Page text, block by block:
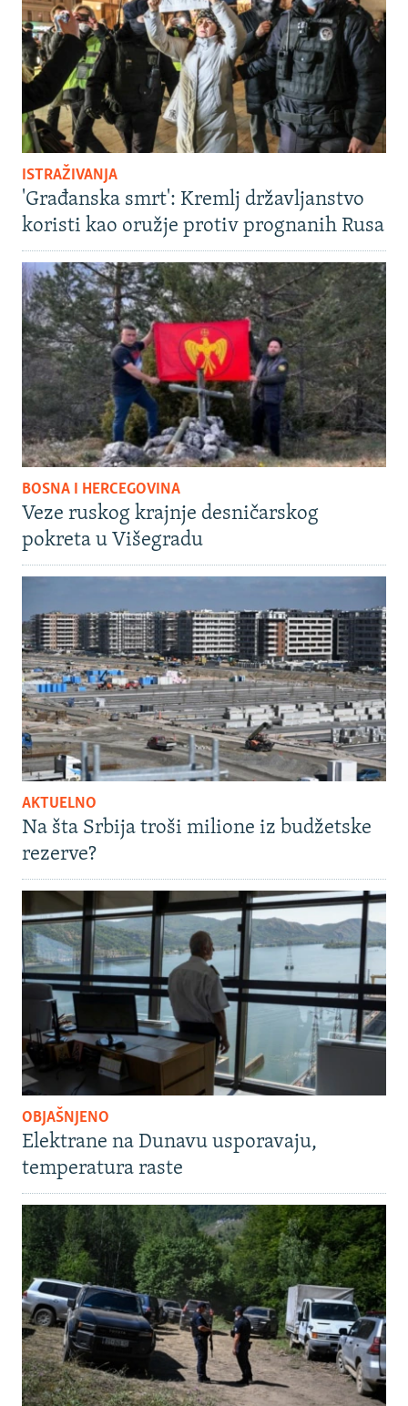
ISTRAŽIVANJA
'Građanska smrt': Kremlj državljanstvo
koristi kao oružje protiv prognanih Rusa
BOSNA I HERCEGOVINA
Veze ruskog krajnje desničarskog
pokreta u Višegradu
AKTUELNO
Na šta Srbija troši milione iz budžetske
rezerve?
OBJAŠNJENO
Elektrane na Dunavu usporavaju,
temperatura raste